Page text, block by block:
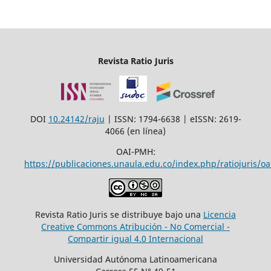
Revista Ratio Juris
DOI 10.24142/raju | ISSN: 1794-6638 | eISSN: 2619-
4066 (en línea)
OAI-PMH:
https://publicaciones.unaula.edu.co/index.php/ratiojuris/
Revista Ratio Juris se distribuye bajo una Licencia
Creative Commons Atribución - No Comercial -
Compartir igual 4.0 Internacional
Universidad Autónoma Latinoamericana